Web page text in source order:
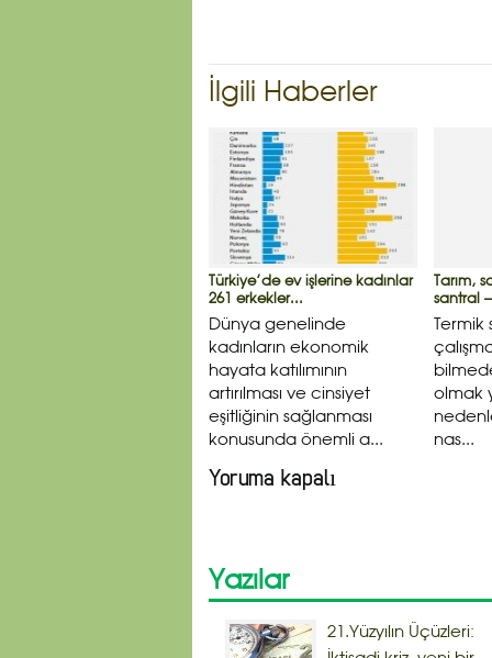
İlgili Haberler
Türkiye’de ev işlerine kadınlar
261 erkekler...
Dünya genelinde
kadınların ekonomik
hayata katılımının
artırılması ve cinsiyet
eşitliğinin sağlanması
konusunda önemli a...
Tarım,
santral
olmak
nas...
Yoruma kapalı
Yazılar
21.Yüzyılın Üçüzleri: